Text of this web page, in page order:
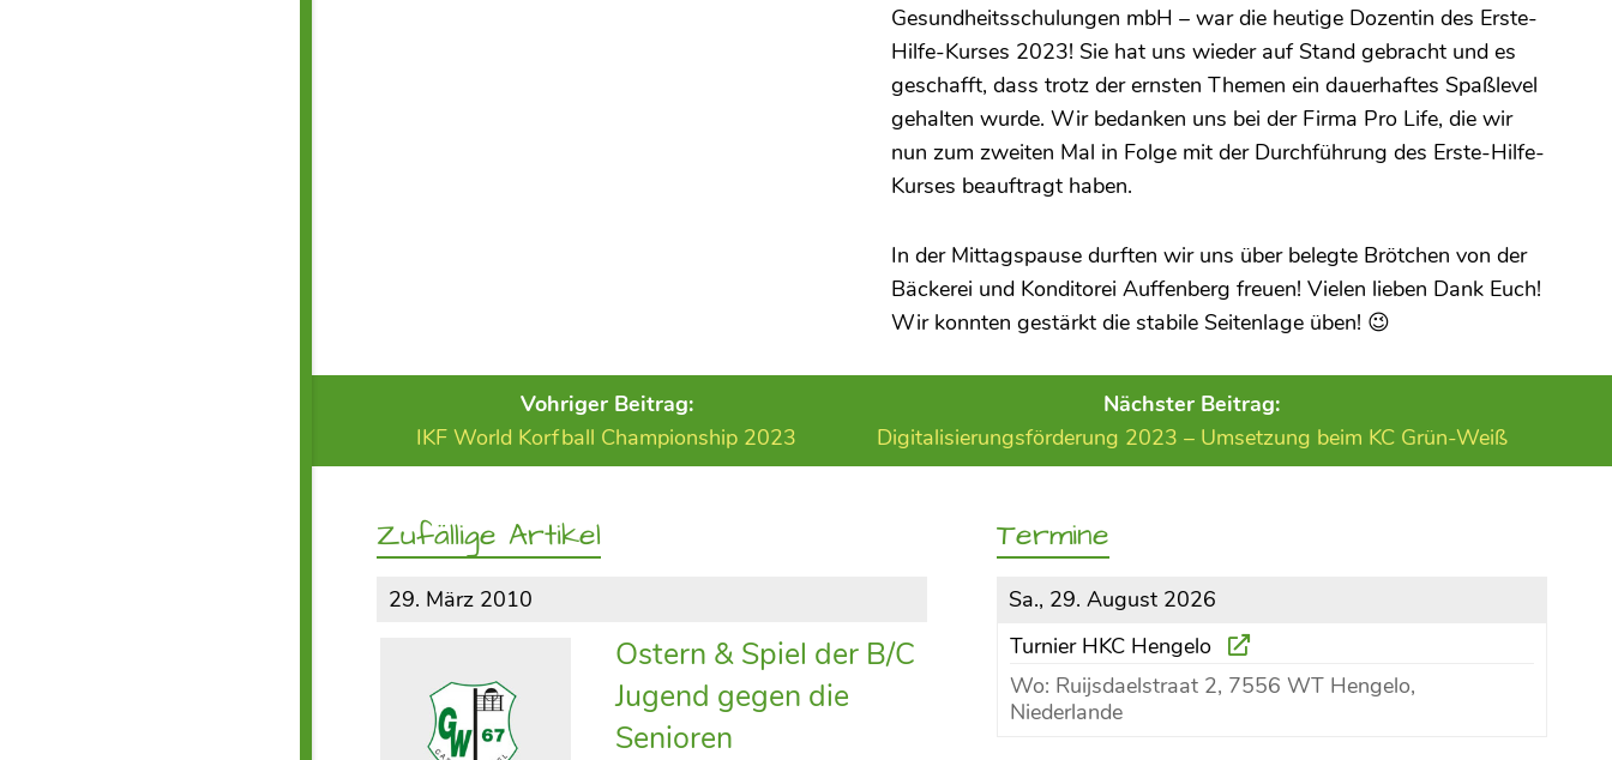
Gesundheitsschulungen mbH – war die heutige Dozentin des Erste-
Hilfe-Kurses 2023! Sie hat uns wieder auf Stand gebracht und es
geschafft, dass trotz der ernsten Themen ein dauerhaftes Spaßlevel
gehalten wurde. Wir bedanken uns bei der Firma Pro Life, die wir
nun zum zweiten Mal in Folge mit der Durchführung des Erste-Hilfe-
Kurses beauftragt haben.
In der Mittagspause durften wir uns über belegte Brötchen von der
Bäckerei und Konditorei Auffenberg freuen! Vielen lieben Dank Euch!
Wir konnten gestärkt die stabile Seitenlage üben! 😉
Vohriger Beitrag:
IKF World Korfball Championship 2023
Nächster Beitrag:
Digitalisierungsförderung 2023 – Umsetzung beim KC Grün-Weiß
Zufällige Artikel
29. März 2010
Ostern & Spiel der B/C
Jugend gegen die
Senioren
Termine
Sa., 29. August 2026
Turnier HKC Hengelo
Wo: Ruijsdaelstraat 2, 7556 WT Hengelo,
Niederlande